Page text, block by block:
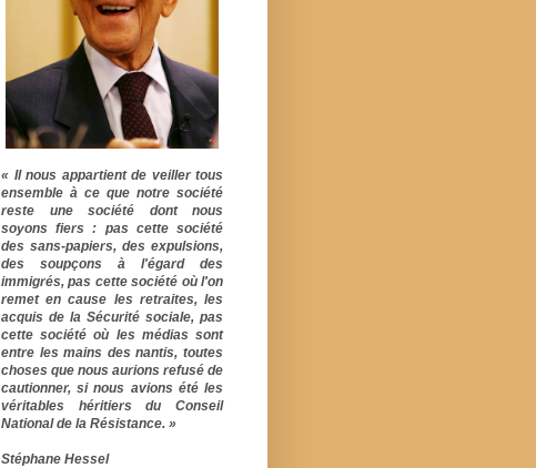
« Il nous appartient de veiller tous
ensemble à ce que notre société
reste une société dont nous
soyons fiers : pas cette société
des sans-papiers, des expulsions,
des soupçons à l'égard des
immigrés, pas cette société où l'on
remet en cause les retraites, les
acquis de la Sécurité sociale, pas
cette société où les médias sont
entre les mains des nantis, toutes
choses que nous aurions refusé de
cautionner, si nous avions été les
véritables héritiers du Conseil
National de la Résistance. »
Stéphane Hessel